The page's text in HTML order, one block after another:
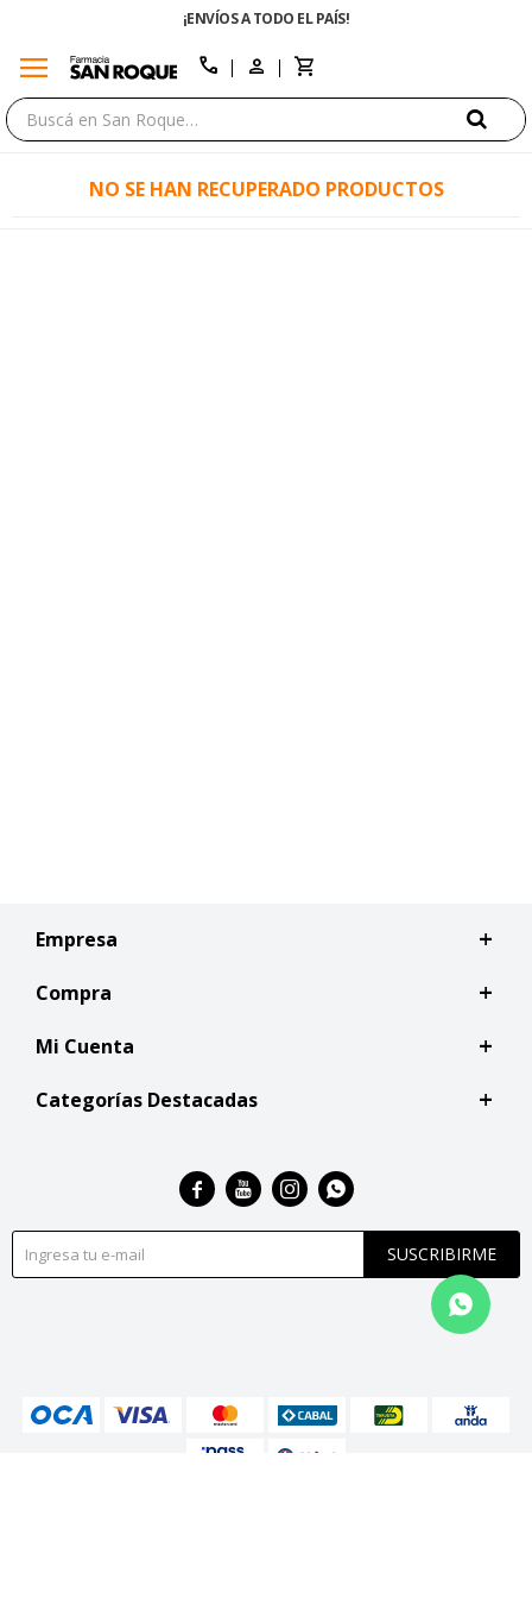
¡ENVÍOS A TODO EL PAÍS!
menu call
NO SE HAN RECUPERADO PRODUCTOS
Empresa
Compra
Mi Cuenta
Categorías Destacadas
SUSCRIBIRME
   
close